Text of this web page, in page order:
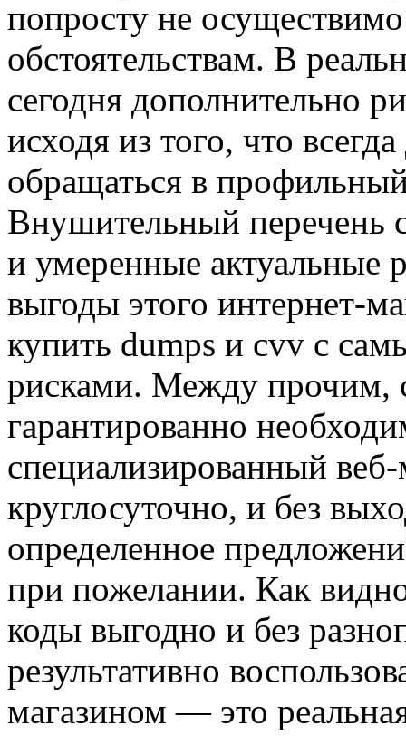
попросту не
обстоятельствам. В
сегодня дополнительно
исходя из того, что
обращаться в
Внушительный перечень
и умеренные актуальные
выгоды этого интернет-
купить dumps и cvv с
рисками. Между прочим,
гарантированно
специализированный
круглосуточно, и без
определенное
при пожелании. Как
коды выгодно и без
результативно
магазином — это